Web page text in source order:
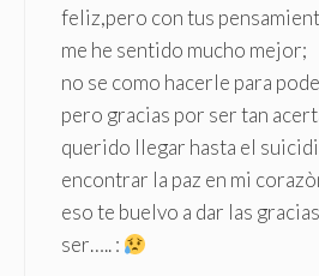
feliz,pero con tus
me he sentido mucho mejor;
no se como hacerle para
pero gracias por ser tan
querido llegar hasta el
encontrar la paz en mi
eso te buelvo a dar las
ser….. :